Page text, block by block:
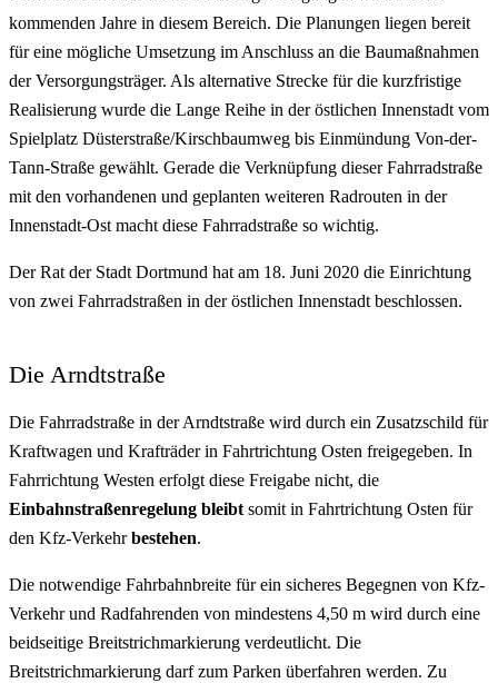
kommenden Jahre in diesem Bereich. Die Planungen liegen bereit
für eine mögliche Umsetzung im Anschluss an die Baumaßnahmen
der Versorgungsträger. Als alternative Strecke für die kurzfristige
Realisierung wurde die Lange Reihe in der östlichen Innenstadt vom
Spielplatz Düsterstraße/Kirschbaumweg bis Einmündung Von-der-
Tann-Straße gewählt. Gerade die Verknüpfung dieser Fahrradstraße
mit den vorhandenen und geplanten weiteren Radrouten in der
Innenstadt-Ost macht diese Fahrradstraße so wichtig.
Der Rat der Stadt Dortmund hat am 18. Juni 2020 die Einrichtung
von zwei Fahrradstraßen in der östlichen Innenstadt beschlossen.
Die Arndtstraße
Die Fahrradstraße in der Arndtstraße wird durch ein Zusatzschild für
Kraftwagen und Krafträder in Fahrtrichtung Osten freigegeben. In
Fahrrichtung Westen erfolgt diese Freigabe nicht, die
Einbahnstraßenregelung bleibt somit in Fahrtrichtung Osten für
den Kfz-Verkehrbestehen.
Die notwendige Fahrbahnbreite für ein sicheres Begegnen von Kfz-
Verkehr und Radfahrenden von mindestens 4,50 m wird durch eine
beidseitige Breitstrichmarkierung verdeutlicht. Die
Breitstrichmarkierung darf zum Parken überfahren werden. Zu